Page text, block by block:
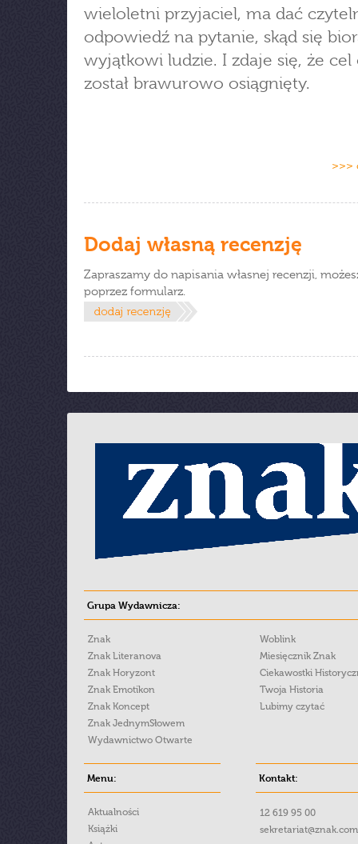
wieloletni przyjaciel, ma dać
odpowiedź na pytanie, skąd się
wyjątkowi ludzie. I zdaje się, że cel
został brawurowo osiągnięty.
>>>
Dodaj własną recenzję
Zapraszamy do napisania własnej recenzji,
poprzez formularz.
Grupa Wydawnicza:
Znak
Znak Literanova
Znak Horyzont
Znak Emotikon
Znak Koncept
Znak JednymSłowem
Wydawnictwo Otwarte
Woblink
Miesięcznik Znak
Ciekawostki
Twoja Historia
Lubimy czytać
Menu:
Aktualności
Książki
Kontakt:
12 619 95 00